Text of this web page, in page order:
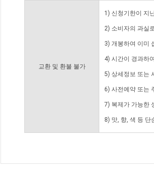
교환 및 환불 불가
1) 신청기한이 지
2) 소비자의 과실
3) 개봉하여 이미
4) 시간이 경과하
5) 상세정보 또는
6) 사전예약 또는
7) 복제가 가능한
8) 맛, 향, 색 등 단